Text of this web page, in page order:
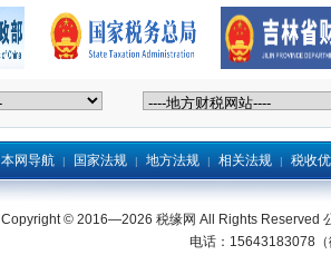
本网导航 | 国家法规 | 地方法规 | 相关法规 | 税收
Copyright © 2016—2026 税缘网 All Rights Reserved
电话：15643183078